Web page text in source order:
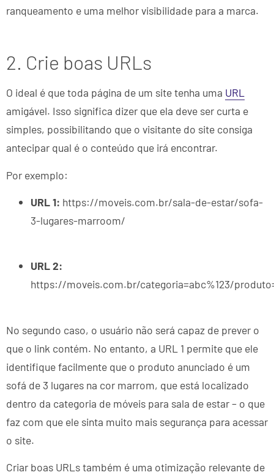
ranqueamento e uma melhor visibilidade para a marca.
2. Crie boas URLs
O ideal é que toda página de um site tenha uma URL
amigável. Isso significa dizer que ela deve ser curta e
simples, possibilitando que o visitante do site consiga
antecipar qual é o conteúdo que irá encontrar.
Por exemplo:
URL 1: https://moveis.com.br/sala-de-estar/sofa-
3-lugares-marroom/
URL 2:
https://moveis.com.br/categoria=abc%123/
No segundo caso, o usuário não será capaz de prever o
que o link contém. No entanto, a URL 1 permite que ele
identifique facilmente que o produto anunciado é um
sofá de 3 lugares na cor marrom, que está localizado
dentro da categoria de móveis para sala de estar – o que
faz com que ele sinta muito mais segurança para acessar
o site.
Criar boas URLs também é uma otimização relevante de